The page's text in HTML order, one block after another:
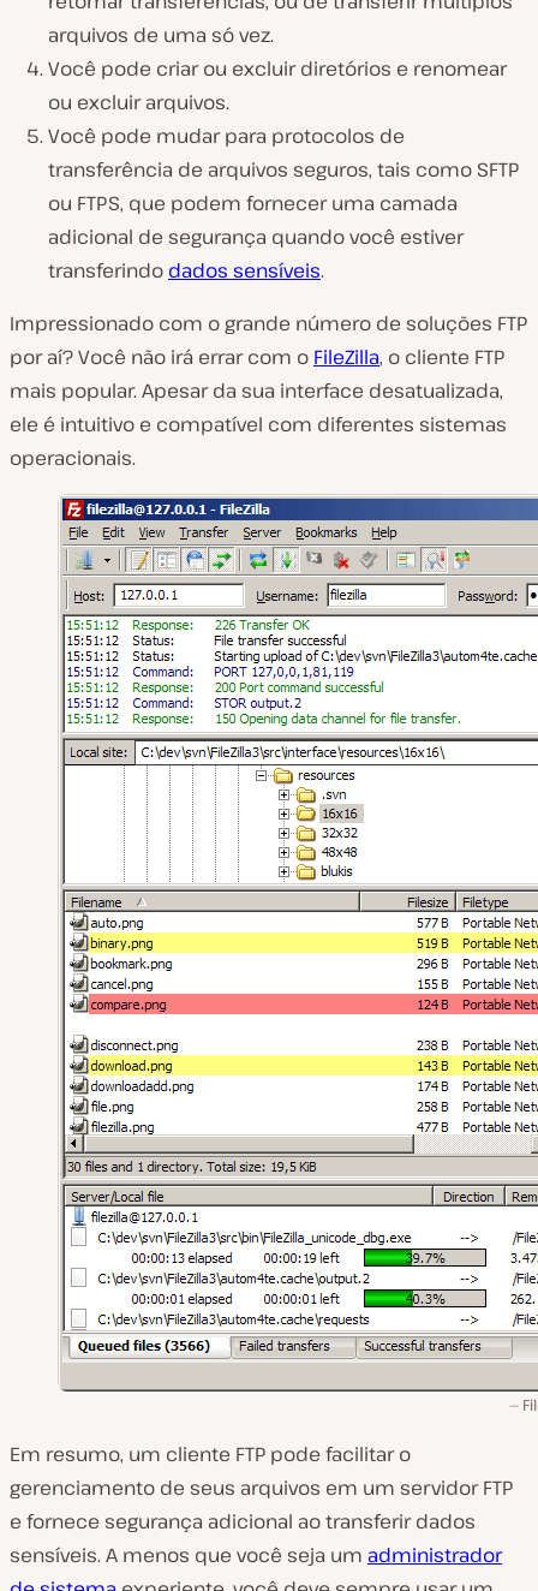
arquivos de uma só vez.
Você pode criar ou excluir diretórios e renomear
ou excluir arquivos.
Você pode mudar para protocolos de
transferência de arquivos seguros, tais como SFTP
ou FTPS, que podem fornecer uma camada
adicional de segurança quando você estiver
transferindo dados sensíveis.
Impressionado com o grande número de soluções FTP
por aí? Você não irá errar com o FileZilla, o cliente FTP
mais popular. Apesar da sua interface desatualizada,
ele é intuitivo e compatível com diferentes sistemas
operacionais.
Em resumo, um cliente FTP pode facilitar o
gerenciamento de seus arquivos em um servidor FTP
e fornece segurança adicional ao transferir dados
sensíveis. A menos que você seja um administrador